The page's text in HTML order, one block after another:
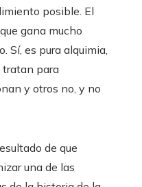
posible. El
gana mucho
Sí, es pura alquimia,
tratan para
y otros no, y no
de que
una de las